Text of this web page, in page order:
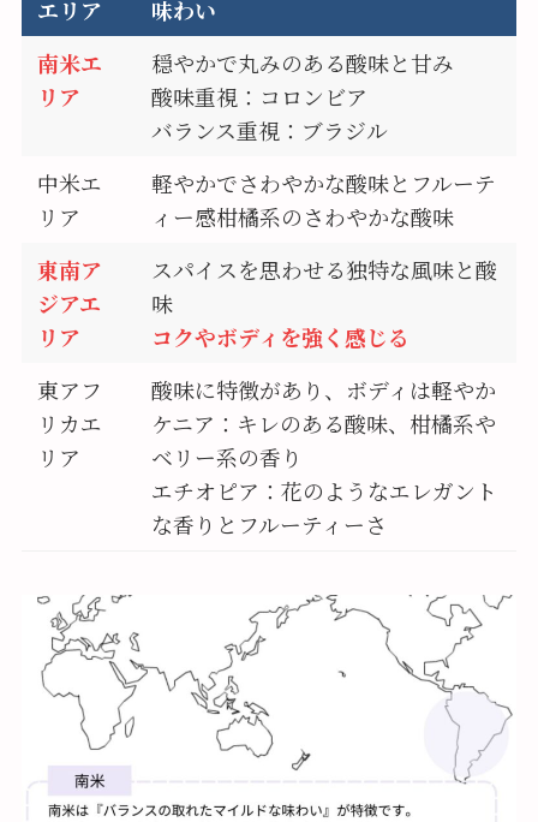
エリア
味わい
南米エ
リア
穏やかで丸みのある酸味と甘み
酸味重視：コロンビア
バランス重視：ブラジル
中米エ
リア
軽やかでさわやかな酸味とフルーテ
ィー感柑橘系のさわやかな酸味
東南ア
ジアエ
リア
スパイスを思わせる独特な風味と酸
味
コクやボディを強く感じる
東アフ
リカエ
リア
酸味に特徴があり、ボディは軽やか
ケニア：キレのある酸味、柑橘系や
ベリー系の香り
エチオピア：花のようなエレガント
な香りとフルーティーさ